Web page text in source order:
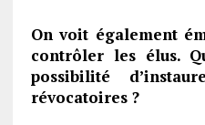
On voit également
contrôler les élus.
possibilité
révocatoires ?